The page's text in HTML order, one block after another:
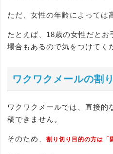
ただ、女性の年齢によっては
たとえば、18歳の女性だとお
場合もあるので気をつけてく
ワクワクメールの割
ワクワクメールでは、直接的
稿できません。
そのため、 割り切り目的の方は「